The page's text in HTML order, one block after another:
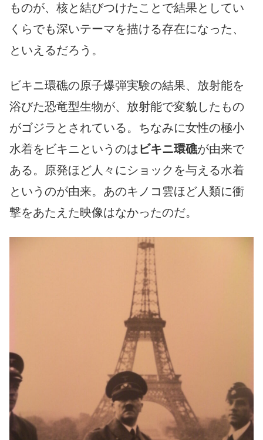
ものが、核と結びつけたことで結果としてい
くらでも深いテーマを描ける存在になった、
といえるだろう。
ビキニ環礁の原子爆弾実験の結果、放射能を
浴びた恐竜型生物が、放射能で変貌したもの
がゴジラとされている。ちなみに女性の極小
水着をビキニというのは ビキニ環礁が由来で
ある。原発ほど人々にショックを与える水着
というのが由来。あのキノコ雲ほど人類に衝
撃をあたえた映像はなかったのだ。